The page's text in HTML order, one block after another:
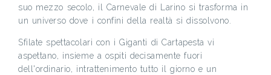
suo mezzo secolo, il Carnevale di Larino si trasforma in
un universo dove i confini della realtà si dissolvono.
Sfilate spettacolari con i Giganti di Cartapesta vi
aspettano, insieme a ospiti decisamente fuori
dell'ordinario, intrattenimento tutto il giorno e un